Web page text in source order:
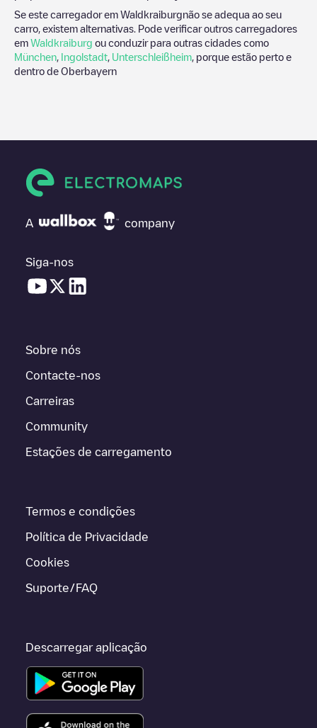
Se este carregador em Waldkraiburgnão se adequa ao seu
carro, existem alternativas. Pode verificar outros carregadores
em Waldkraiburg ou conduzir para outras cidades como
München Ingolstadt Unterschleißheim , porque estão perto e
dentro de Oberbayern
A company
Siga-nos
Sobre nós
Contacte-nos
Carreiras
Community
Estações de carregamento
Termos e condições
Política de Privacidade
Cookies
Suporte/FAQ
Descarregar aplicação